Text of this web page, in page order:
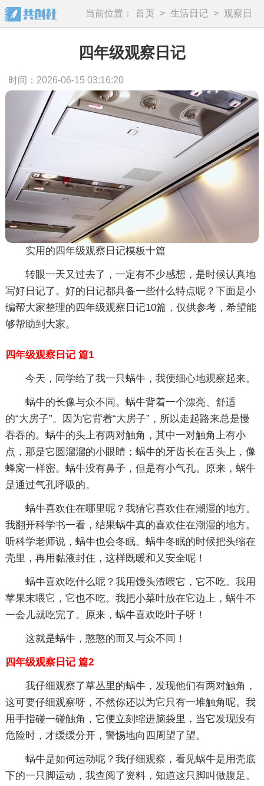
当前位置： 首页 > 生活日记 >
观察日
记
四年级观察日记
时间：2026-06-15 03:16:20
实用的四年级观察日记模板十篇
转眼一天又过去了，一定有不少感想，是时候认真地
写好日记了。好的日记都具备一些什么特点呢？下面是小
编帮大家整理的四年级观察日记10篇，仅供参考，希望能
够帮助到大家。
四年级观察日记 篇1
今天，同学给了我一只蜗牛，我便细心地观察起来。
蜗牛的长像与众不同。蜗牛背着一个漂亮、舒适
的“大房子”。因为它背着“大房子”，所以走起路来总是慢
吞吞的。蜗牛的头上有两对触角，其中一对触角上有小
点，那是它圆溜溜的小眼睛；蜗牛的牙齿长在舌头上，像
蜂窝一样密。蜗牛没有鼻子，但是有小气孔。原来，蜗牛
是通过气孔呼吸的。
蜗牛喜欢住在哪里呢？我猜它喜欢住在潮湿的地方。
我翻开科学书一看，结果蜗牛真的喜欢住在潮湿的地方。
听科学老师说，蜗牛也会冬眠。蜗牛冬眠的时候把头缩在
壳里，再用黏液封住，这样既暖和又安全呢！
蜗牛喜欢吃什么呢？我用馒头渣喂它，它不吃。我用
苹果末喂它，它也不吃。我把小菜叶放在它边上，蜗牛不
一会儿就吃完了。原来，蜗牛喜欢吃叶子呀！
这就是蜗牛，憨憨的而又与众不同！
四年级观察日记 篇2
我仔细观察了草丛里的蜗牛，发现他们有两对触角，
这可要仔细观察呀，不然你还以为它只有一堆触角呢。我
用手指碰一碰触角，它便立刻缩进脑袋里，当它发现没有
危险时，才缓缓分开，警惕地向四周望了望。
蜗牛是如何运动呢？我仔细观察，看见蜗牛是用壳底
下的一只脚运动，我查阅了资料，知道这只脚叫做腹足。